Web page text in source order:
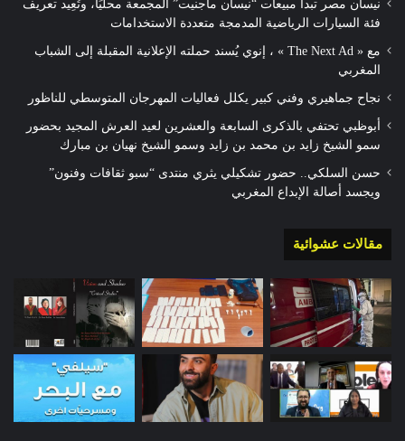
نيسان مصر تبدأ مبيعات “نيسان ماجنيت” المجمعة محليًا، وتُعِيد تعريف
فئة السيارات الرياضية المدمجة متعددة الاستخدامات
مع « The Next Ad » ، إنوي يُسند حملته الإعلانية المقبلة إلى الشباب
المغربي
نجاح جماهيري وفني كبير يكلل فعاليات المهرجان المتوسطي للناظور
أبوظبي تحتفي بالذكرى السابعة والعشرين لعيد العرش المجيد بحضور
سمو الشيخ زايد بن محمد بن زايد وسمو الشيخ نهيان بن مبارك
حسن السلكي.. حضور تشكيلي يثري منتدى “سبو ثقافات وفنون”
ويجسد أصالة الإبداع المغربي
مقالات عشوائية